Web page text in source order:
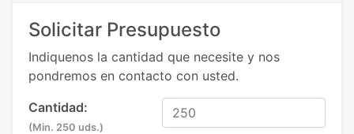
Solicitar Presupuesto
Indiquenos la cantidad que necesite y nos
pondremos en contacto con usted.
Cantidad:
(Min. 250 uds.)